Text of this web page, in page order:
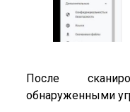
После
обнаруженными